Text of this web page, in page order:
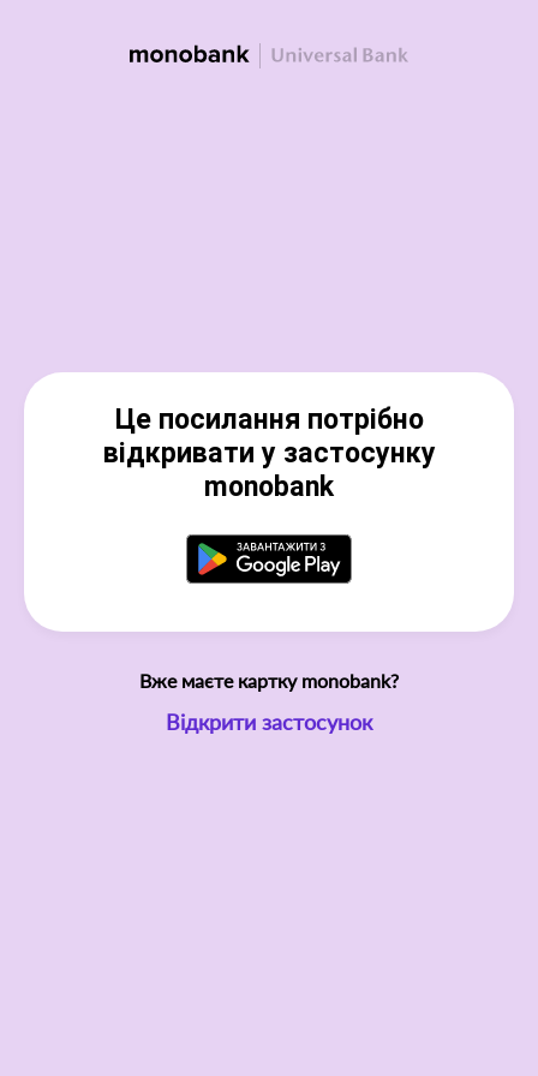
Це посилання потрібно
відкривати у застосунку
monobank
Вже маєте картку monobank?
Відкрити застосунок